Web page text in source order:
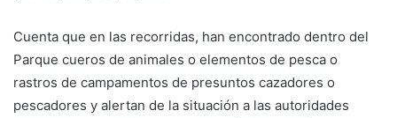
Cuenta que en las recorridas, han encontrado dentro del
Parque cueros de animales o elementos de pesca o
rastros de campamentos de presuntos cazadores o
pescadores y alertan de la situación a las autoridades